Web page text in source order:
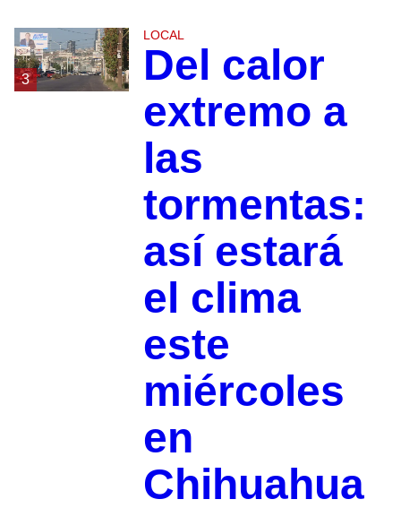
3
LOCAL
Del calor
extremo a
las
tormentas:
así estará
el clima
este
miércoles
en
Chihuahua